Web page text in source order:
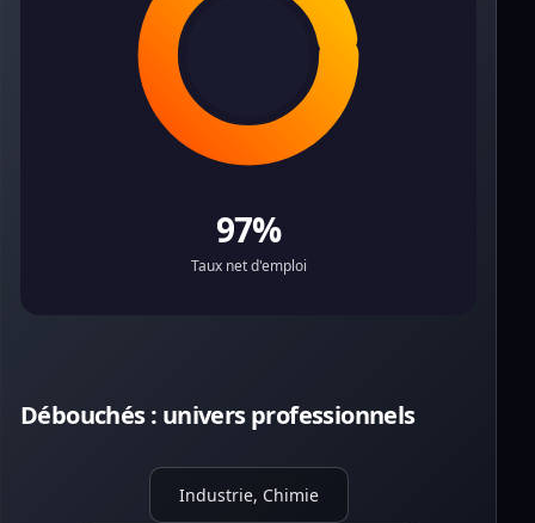
97%
Taux net d'emploi
Débouchés : univers professionnels
Industrie, Chimie